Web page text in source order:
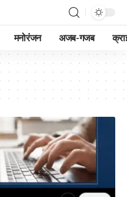
मनोरंजन अजब-गजब